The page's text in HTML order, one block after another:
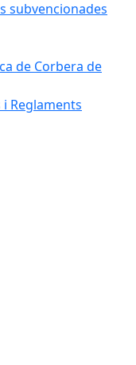
subvencionades
de Corbera de
Reglaments